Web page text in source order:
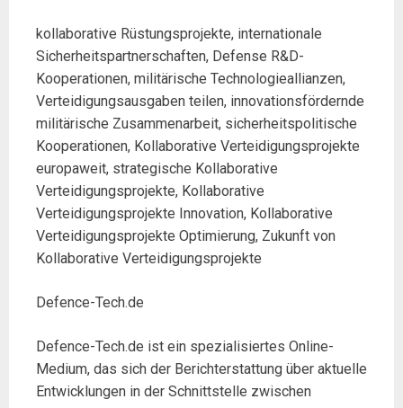
kollaborative Rüstungsprojekte, internationale
Sicherheitspartnerschaften, Defense R&D-
Kooperationen, militärische Technologieallianzen,
Verteidigungsausgaben teilen, innovationsfördernde
militärische Zusammenarbeit, sicherheitspolitische
Kooperationen, Kollaborative Verteidigungsprojekte
europaweit, strategische Kollaborative
Verteidigungsprojekte, Kollaborative
Verteidigungsprojekte Innovation, Kollaborative
Verteidigungsprojekte Optimierung, Zukunft von
Kollaborative Verteidigungsprojekte
Defence-Tech.de
Defence-Tech.de ist ein spezialisiertes Online-
Medium, das sich der Berichterstattung über aktuelle
Entwicklungen in der Schnittstelle zwischen